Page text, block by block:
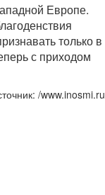
Европе.
только в
с приходом
/www.inosmi.ru